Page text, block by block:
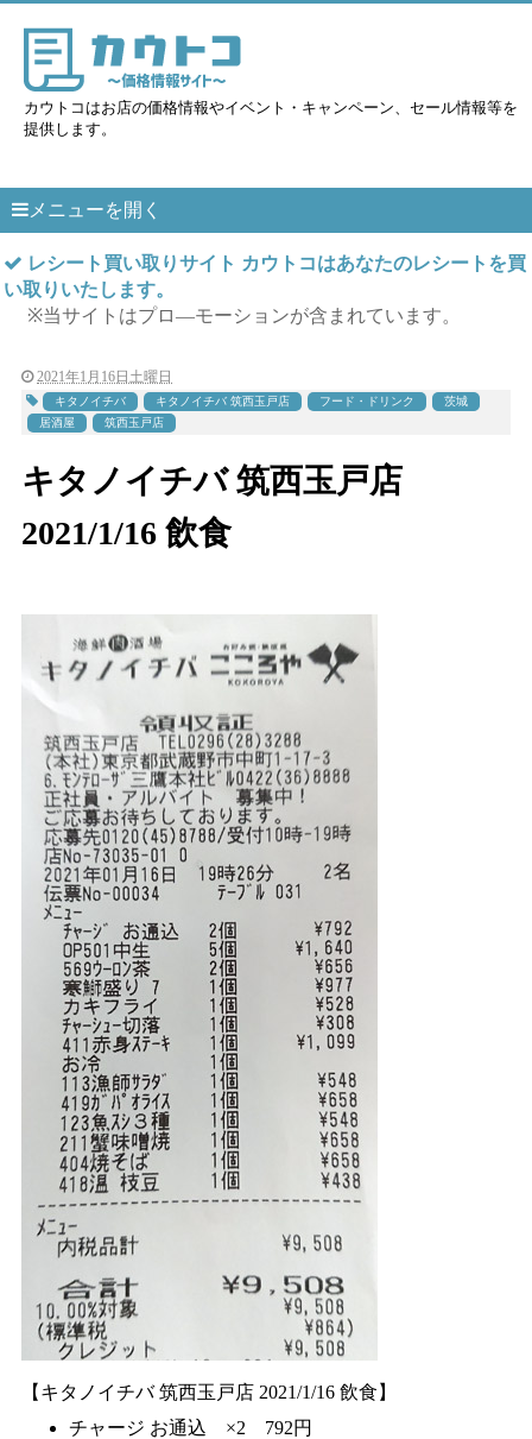
カウトコはお店の価格情報やイベント・キャンペーン、セール情報等を
提供します。
メニューを開く
レシート買い取りサイト カウトコはあなたのレシートを買
い取りいたします。
※当サイトはプロ―モーションが含まれています。
2021年1月16日土曜日
キタノイチバ キタノイチバ 筑西玉戸店 フード・ドリンク
茨城
居酒屋
筑西玉戸店
キタノイチバ 筑西玉戸店
2021/1/16 飲食
【キタノイチバ 筑西玉戸店 2021/1/16 飲食】
チャージ お通込 ×2 792円